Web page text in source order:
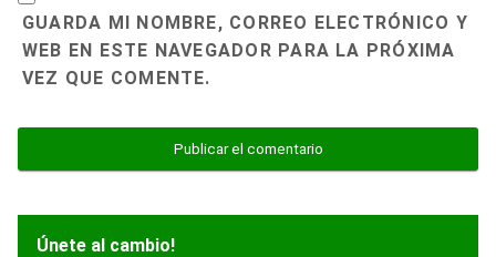
GUARDA MI NOMBRE, CORREO ELECTRÓNICO Y
WEB EN ESTE NAVEGADOR PARA LA PRÓXIMA
VEZ QUE COMENTE.
Únete al cambio!